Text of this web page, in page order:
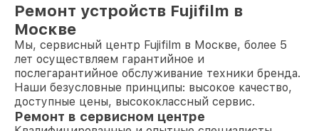
Ремонт устройств Fujifilm в
Москве
Мы, сервисный центр Fujifilm в Москве, более 5
лет осуществляем гарантийное и
послегарантийное обслуживание техники бренда.
Наши безусловные принципы: высокое качество,
доступные цены, высококлассный сервис.
Ремонт в сервисном центре